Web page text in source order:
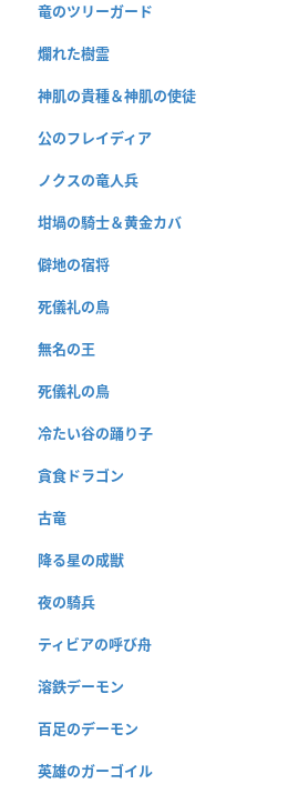
竜のツリーガード
爛れた樹霊
神肌の貴種＆神肌の使徒
公のフレイディア
ノクスの竜人兵
坩堝の騎士＆黄金カバ
僻地の宿将
死儀礼の鳥
無名の王
死儀礼の鳥
冷たい谷の踊り子
貪食ドラゴン
古竜
降る星の成獣
夜の騎兵
ティビアの呼び舟
溶鉄デーモン
百足のデーモン
英雄のガーゴイル